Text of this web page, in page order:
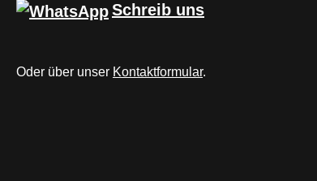
Schreib uns
Oder über unser Kontaktformular.